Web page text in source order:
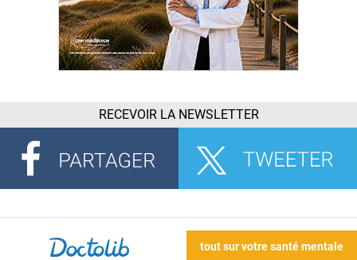
RECEVOIR LA NEWSLETTER
tout sur votre santé mentale